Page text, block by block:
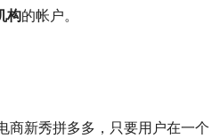
构的帐户。
商新秀拼多多，只要用户在一个